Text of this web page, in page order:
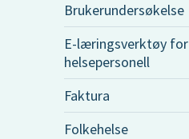
Brukerundersøkelse
E-læringsverktøy for
helsepersonell
Faktura
Folkehelse